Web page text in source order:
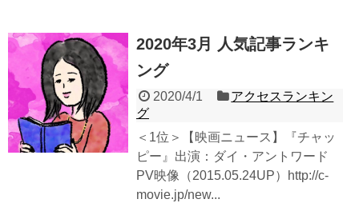
2020年3月 人気記事ランキ
ング
2020/4/1
アクセスランキン
グ
＜1位＞【映画ニュース】『チャッ
ピー』出演：ダイ・アントワード
PV映像（2015.05.24UP）http://c-
movie.jp/new...